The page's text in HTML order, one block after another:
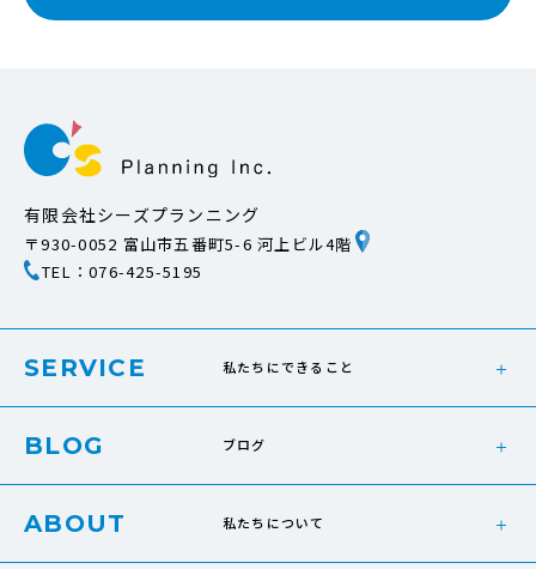
有限会社シーズプランニング
〒930-0052 富山市五番町5-6 河上ビル4階
TEL：076-425-5195
SERVICE 私たちにできること
BLOG ブログ
ABOUT 私たちについて